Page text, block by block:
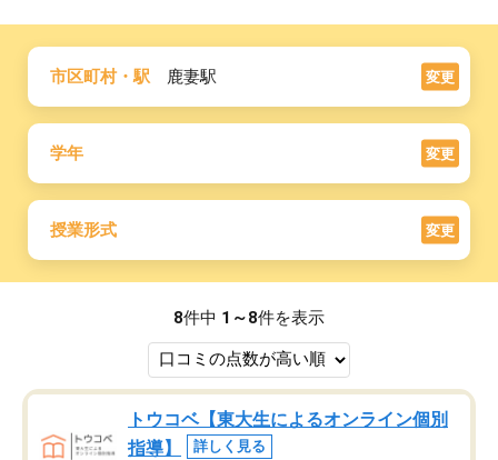
市区町村・駅 鹿妻駅 変更
学年 変更
授業形式 変更
8件中 1～8件を表示
トウコベ【東大生によるオンライン個別
指導】
詳しく見る